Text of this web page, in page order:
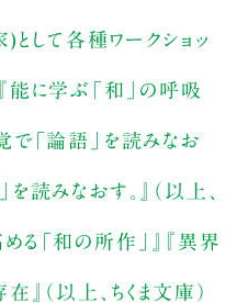
)として各種ワークショッ
能に学ぶ「和」の呼吸
で「論語」を読みなお
読みなおす。』（以上、
る「和の所作」』『異界
（以上、ちくま文庫）